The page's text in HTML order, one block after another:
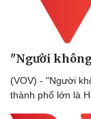
Sức khỏe
Dinh dưỡng -
Cây thuốc
"Người
(VOV) - "Người
thành phố lớn là